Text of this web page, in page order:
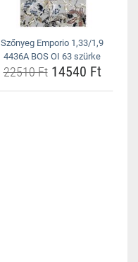
Szőnyeg Emporio 1,33/1,9
4436A BOS OI 63 szürke
22510 Ft14540 Ft